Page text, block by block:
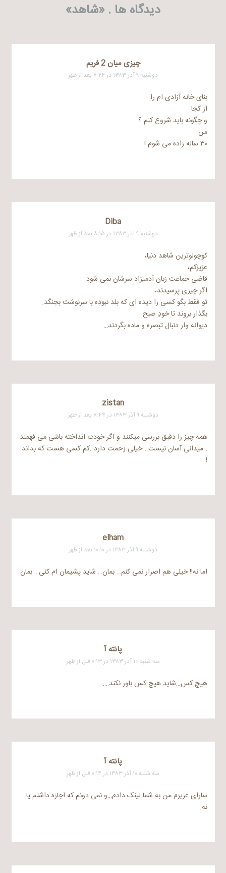
دیدگاه ها . «شاهد»
چیزی میان 2 فریم
دوشنبه ۹ آذر ۱۳۸۳ در ۷:۲۴ بعد از ظهر
بنای خانه آزادی ام را
از کجا
و چگونه باید شروع کنم ؟
من
۳۰ ساله زاده می شوم !
Diba
دوشنبه ۹ آذر ۱۳۸۳ در ۸:۱۵ بعد از ظهر
کوچولوترین شاهد دنیا،
عزیزکم،
قاضی جماعت زبان آدمیزاد سرشان نمی شود.
اگر چیزی پرسیدند،
تو فقط بگو کسی را دیده ای که بلد نبوده با سرنوشت بجنگد.
بگذار بروند تا خودِ صبح
دیوانه وار دنبال تبصره و ماده بگردند…
zistan
دوشنبه ۹ آذر ۱۳۸۳ در ۸:۴۴ بعد از ظهر
همه چیز را دقیق بررسی میکنند و اگر خودت انداخته باشی می فهمند
. میدانی آسان نیست . خیلی زحمت دارد .کم کسی هست که بداند
!
elham
دوشنبه ۹ آذر ۱۳۸۳ در ۱۰:۱۰ بعد از ظهر
اما نه!! خیلی هم اصرار نمی کنم… بمان… شاید پشیمان ام کنی… بمان
پانته آ
سه شنبه ۱۰ آذر ۱۳۸۳ در ۰:۱۳ قبل از ظهر
هیچ کس…شاید هیچ کس باور نکند….
پانته آ
سه شنبه ۱۰ آذر ۱۳۸۳ در ۰:۱۴ قبل از ظهر
سارای عزیزم من به شما لینک دادم…و نمی دونم که اجازه داشتم یا
نه.